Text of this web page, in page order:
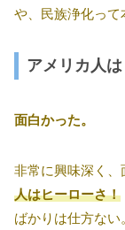
や、民族浄化って
アメリカ人は
面白かった。
非常に興味深く、
人はヒーローさ！
ばかりは仕方ない